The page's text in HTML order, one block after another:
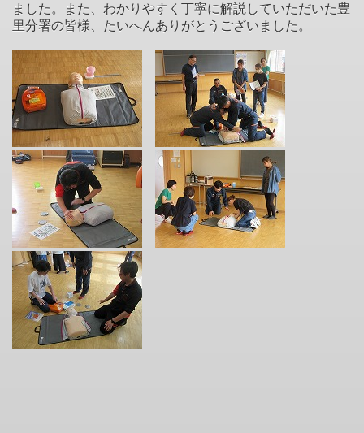
ました。また、わかりやすく丁寧に解説していただいた豊
里分署の皆様、たいへんありがとうございました。